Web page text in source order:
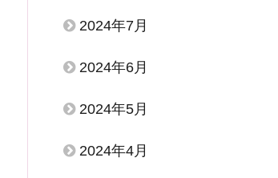
2024年7月
2024年6月
2024年5月
2024年4月